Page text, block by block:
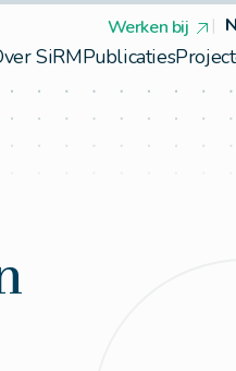
Werken bij |
SiRMPublicaties